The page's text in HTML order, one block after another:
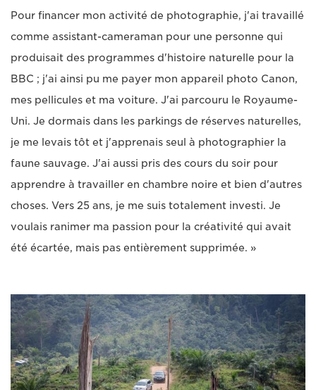
Pour financer mon activité de photographie, j'ai travaillé
comme assistant-cameraman pour une personne qui
produisait des programmes d'histoire naturelle pour la
BBC ; j'ai ainsi pu me payer mon appareil photo Canon,
mes pellicules et ma voiture. J'ai parcouru le Royaume-
Uni. Je dormais dans les parkings de réserves naturelles,
je me levais tôt et j'apprenais seul à photographier la
faune sauvage. J'ai aussi pris des cours du soir pour
apprendre à travailler en chambre noire et bien d'autres
choses. Vers 25 ans, je me suis totalement investi. Je
voulais ranimer ma passion pour la créativité qui avait
été écartée, mais pas entièrement supprimée. »